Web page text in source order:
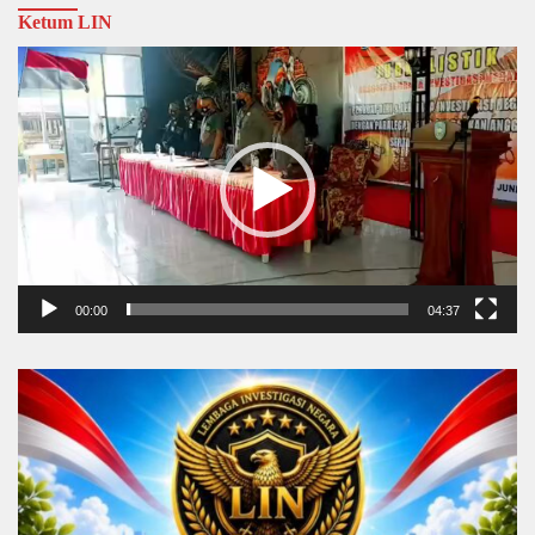
Ketum LIN
Video
Player
00:00 04:37